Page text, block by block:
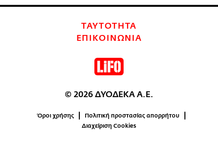
ΤΑΥΤΟΤΗΤΑ
ΕΠΙΚΟΙΝΩΝΙΑ
© 2026 ΔΥΟΔΕΚΑ Α.Ε.
Όροι χρήσης
Πολιτική προστασίας απορρήτου
Διαχείριση Cookies